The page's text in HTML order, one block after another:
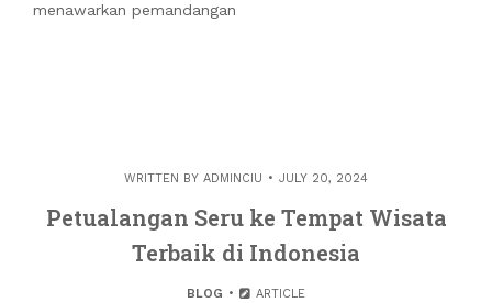
menawarkan pemandangan
WRITTEN BY ADMINCIU JULY 20, 2024
Petualangan Seru ke Tempat Wisata
Terbaik di Indonesia
BLOG ARTICLE